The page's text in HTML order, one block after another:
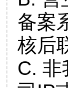
备案
核后
C. 非